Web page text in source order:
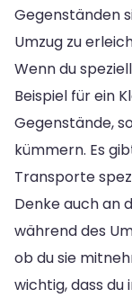
Gegenständen
Umzug zu
Wenn du
Beispiel für ein
Gegenstände,
kümmern. Es
Transporte
Denke auch an
während des
ob du sie
wichtig, dass